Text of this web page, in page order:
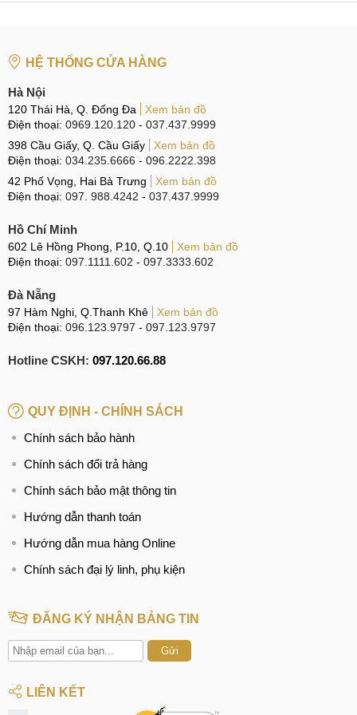
Tại TP Hồ Chí Minh
CN 4:
Hotline: 0969.520.520
CN 5:602 Lê Hồng Phong, Quận 10
Hotline:097.3333.602
Tại Đà Nẵng
CN 6:97 Hàm Nghi, Q.Thanh Khê
Hotline:097.123.9797
Tìm kiếm liên quan:
Giá thay mặt kính Lenovo Legion Y70
Dịch vụ thay mặt kính Lenovo Legion Y70
HỆ THỐNG CỬA HÀNG
Hà Nội
120 Thái Hà, Q. Đống Đa
Xem bản đồ
Điện thoại: 0969.120.120 - 037.437.9999
398 Cầu Giấy, Q. Cầu Giấy
Xem bản đồ
Điện thoại: 034.235.6666 - 096.2222.398
42 Phố Vọng, Hai Bà Trưng
Xem bản đồ
Điện thoại: 097. 988.4242 - 037.437.9999
Hồ Chí Minh
602 Lê Hồng Phong, P.10, Q.10
Xem bản đồ
Điện thoại: 097.1111.602 - 097.3333.602
Đà Nẵng
97 Hàm Nghi, Q.Thanh Khê
Xem bản đồ
Điện thoại: 096.123.9797 - 097.123.9797
Hotline CSKH: 097.120.66.88
QUY ĐỊNH - CHÍNH SÁCH
Chính sách bảo hành
Chính sách đổi trả hàng
Chính sách bảo mật thông tin
Hướng dẫn thanh toán
Hướng dẫn mua hàng Online
Chính sách đại lý linh, phụ kiện
ĐĂNG KÝ NHẬN BẢNG TIN
Gửi
LIÊN KẾT